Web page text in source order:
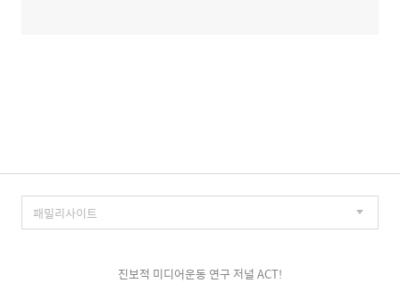
진보적 미디어운동 연구 저널 ACT!